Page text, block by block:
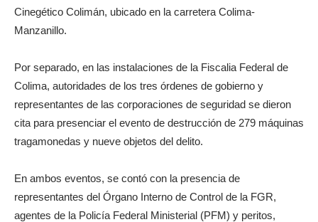
Cinegético Colimán, ubicado en la carretera Colima-
Manzanillo.
Por separado, en las instalaciones de la Fiscalia Federal de
Colima, autoridades de los tres órdenes de gobierno y
representantes de las corporaciones de seguridad se dieron
cita para presenciar el evento de destrucción de 279 máquinas
tragamonedas y nueve objetos del delito.
En ambos eventos, se contó con la presencia de
representantes del Órgano Interno de Control de la FGR,
agentes de la Policía Federal Ministerial (PFM) y peritos,